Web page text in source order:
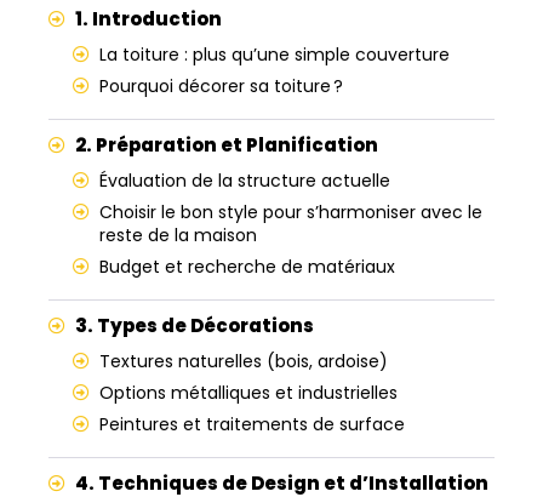
1. Introduction
La toiture : plus qu’une simple couverture
Pourquoi décorer sa toiture ?
2. Préparation et Planification
Évaluation de la structure actuelle
Choisir le bon style pour s’harmoniser avec le
reste de la maison
Budget et recherche de matériaux
3. Types de Décorations
Textures naturelles (bois, ardoise)
Options métalliques et industrielles
Peintures et traitements de surface
4. Techniques de Design et d’Installation